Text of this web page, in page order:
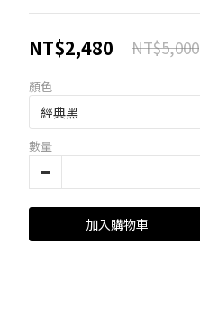
NT$2,480 NT$5,000
顏色
數量
加入購物車